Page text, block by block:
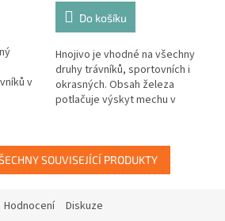
v
Do košíku
Hnojivo je vhodné na všechny
druhy trávníků, sportovních i
okrasných. Obsah železa
potlačuje výskyt mechu v
SOUVISEJÍCÍ PRODUKTY
Hodnocení Diskuze